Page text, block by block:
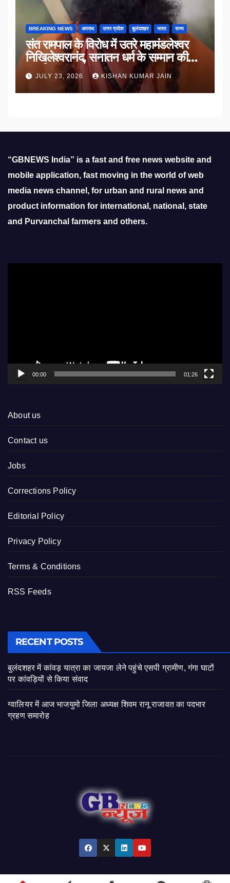
BREAKING NEWS अपराध उत्तर प्रदेश बुलंदशहर भारत राज्य
संत रामपाल के विरोध में उतरे महामंडलेश्वर
निखिलेश्वरानंद, सनातन धर्म के सम्मान की
उठाई मांग
JULY 23, 2026 KISHAN KUMAR JAIN
“GBNEWS India” is a fast and free news website and
mobile application, fast moving in the world of web
media news channel, for urban and rural news and
product information for international, national, state
and Purvanchal farmers and others.
00:00 01:26
About us
Contact us
Jobs
Corrections Policy
Editorial Policy
Privacy Policy
Terms & Conditions
RSS Feeds
RECENT POSTS
बुलंदशहर में कांवड़ यात्रा का जायजा लेने पहुंचे एसपी ग्रामीण, गंगा घाटों
पर कांवड़ियों से किया संवाद
ग्वालियर में आज भाजयुमो जिला अध्यक्ष शिवम रानू राजावत का पदभार
ग्रहण समारोह